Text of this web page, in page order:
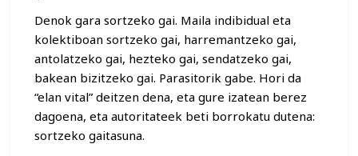
Denok gara sortzeko gai. Maila indibidual eta
kolektiboan sortzeko gai, harremantzeko gai,
antolatzeko gai, hezteko gai, sendatzeko gai,
bakean bizitzeko gai. Parasitorik gabe. Hori da
“elan vital” deitzen dena, eta gure izatean berez
dagoena, eta autoritateek beti borrokatu dutena:
sortzeko gaitasuna.